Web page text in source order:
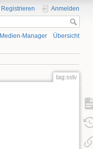
Registrieren Anmelden
Medien-Manager Übersicht
tag:sstv